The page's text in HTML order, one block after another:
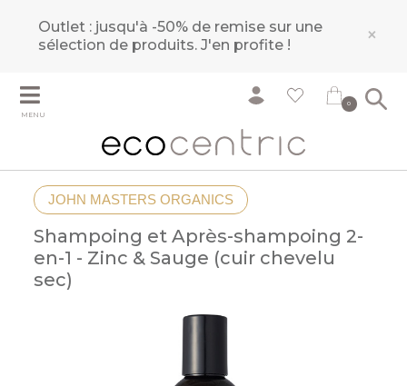
Outlet : jusqu'à -50% de remise sur une
sélection de produits.J'en profite ! ×
MENU
0
JOHN MASTERS ORGANICS
Shampoing et Après-shampoing 2-
en-1 - Zinc & Sauge (cuir chevelu
sec)